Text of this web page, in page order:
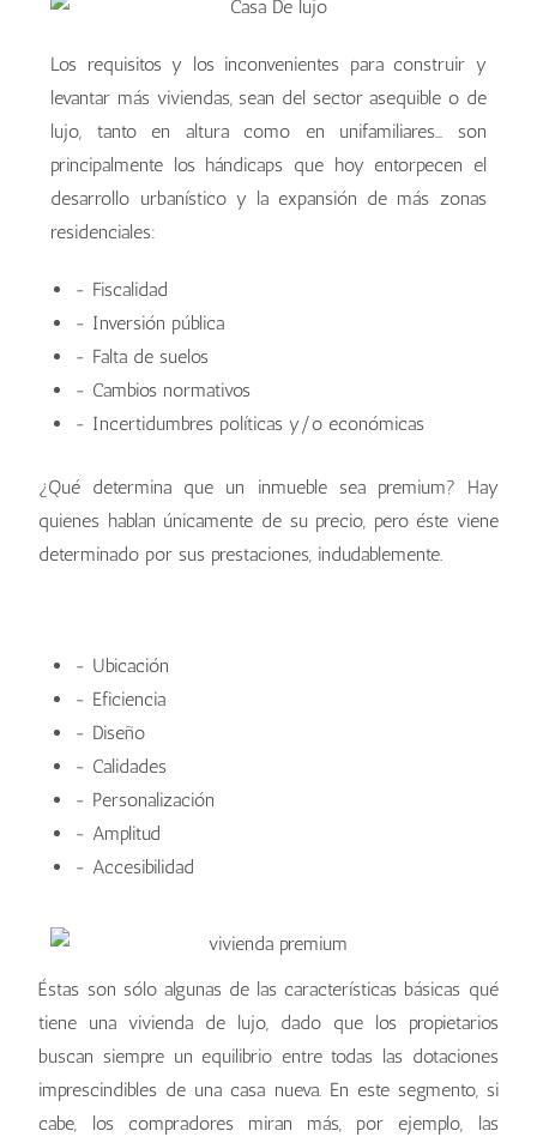
Los requisitos y los inconvenientes para construir y
levantar más viviendas, sean del sector asequible o de
lujo, tanto en altura como en unifamiliares… son
principalmente los hándicaps que hoy entorpecen el
desarrollo urbanístico y la expansión de más zonas
residenciales:
- Fiscalidad
- Inversión pública
- Falta de suelos
- Cambios normativos
- Incertidumbres políticas y/o económicas
¿Qué determina que un inmueble sea premium? Hay
quienes hablan únicamente de su precio, pero éste viene
determinado por sus prestaciones, indudablemente.
- Ubicación
- Eficiencia
- Diseño
- Calidades
- Personalización
- Amplitud
- Accesibilidad
Éstas son sólo algunas de las características básicas qué
tiene una vivienda de lujo, dado que los propietarios
buscan siempre un equilibrio entre todas las dotaciones
imprescindibles de una casa nueva. En este segmento, si
cabe, los compradores miran más, por ejemplo, las